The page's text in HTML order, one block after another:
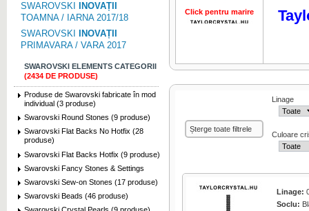
SWAROVSKI
INOVAȚII
TOAMNA / IARNA 2017/18
SWAROVSKI
INOVAȚII
PRIMAVARA / VARA 2017
SWAROVSKI ELEMENTS CATEGORII
(2434 DE PRODUSE)
Produse de Swarovski fabricate în mod
individual (3 produse)
Swarovski Round Stones (9 produse)
Swarovski Flat Backs No Hotfix (28
produse)
Swarovski Flat Backs Hotfix (9 produse)
Swarovski Fancy Stones & Settings
Swarovski Sew-on Stones (17 produse)
Swarovski Beads (46 produse)
Click pentru marire
Șterge toate filtrele
Linage
Culoare
Linage:
Soclu: